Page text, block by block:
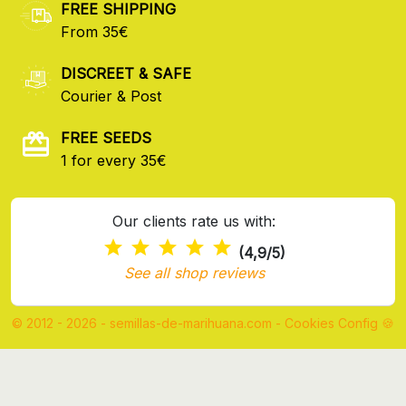
FREE SHIPPING
From 35€
DISCREET & SAFE
Courier & Post
FREE SEEDS
1 for every 35€
Our clients rate us with:
(4,9/5)
See all shop reviews
© 2012 - 2026 - semillas-de-marihuana.com - Cookies Config 🍪